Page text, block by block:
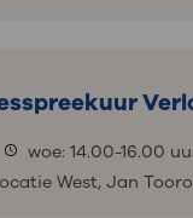
woe: 14.00-16.00
West, Jan